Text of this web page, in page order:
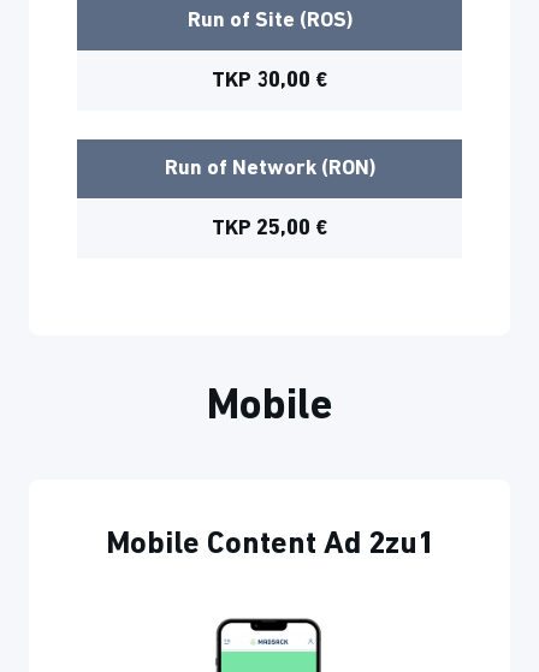
Run of Site (ROS)
TKP 30,00 €
Run of Network (RON)
TKP 25,00 €
Mobile
Mobile Content Ad 2zu1